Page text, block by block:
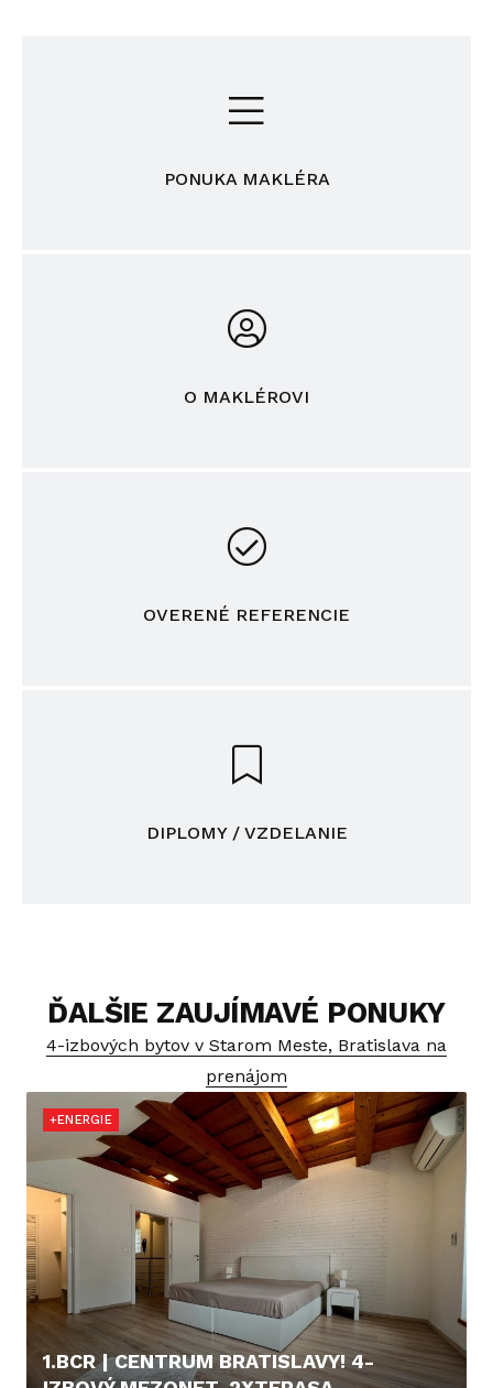
PONUKA MAKLÉRA
O MAKLÉROVI
OVERENÉ REFERENCIE
DIPLOMY / VZDELANIE
ĎALŠIE ZAUJÍMAVÉ PONUKY
4-izbových bytov v Starom Meste, Bratislava na
prenájom
+ENERGIE
1.BCR | CENTRUM BRATISLAVY! 4-